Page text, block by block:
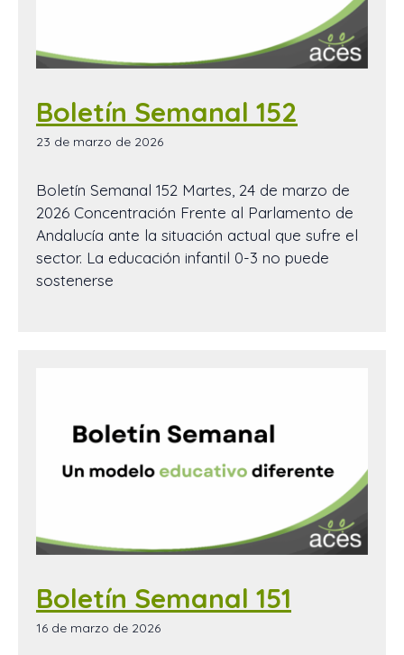
Boletín Semanal 152
23 de marzo de 2026
Boletín Semanal 152 Martes, 24 de marzo de
2026 Concentración Frente al Parlamento de
Andalucía ante la situación actual que sufre el
sector. La educación infantil 0-3 no puede
sostenerse
Boletín Semanal 151
16 de marzo de 2026